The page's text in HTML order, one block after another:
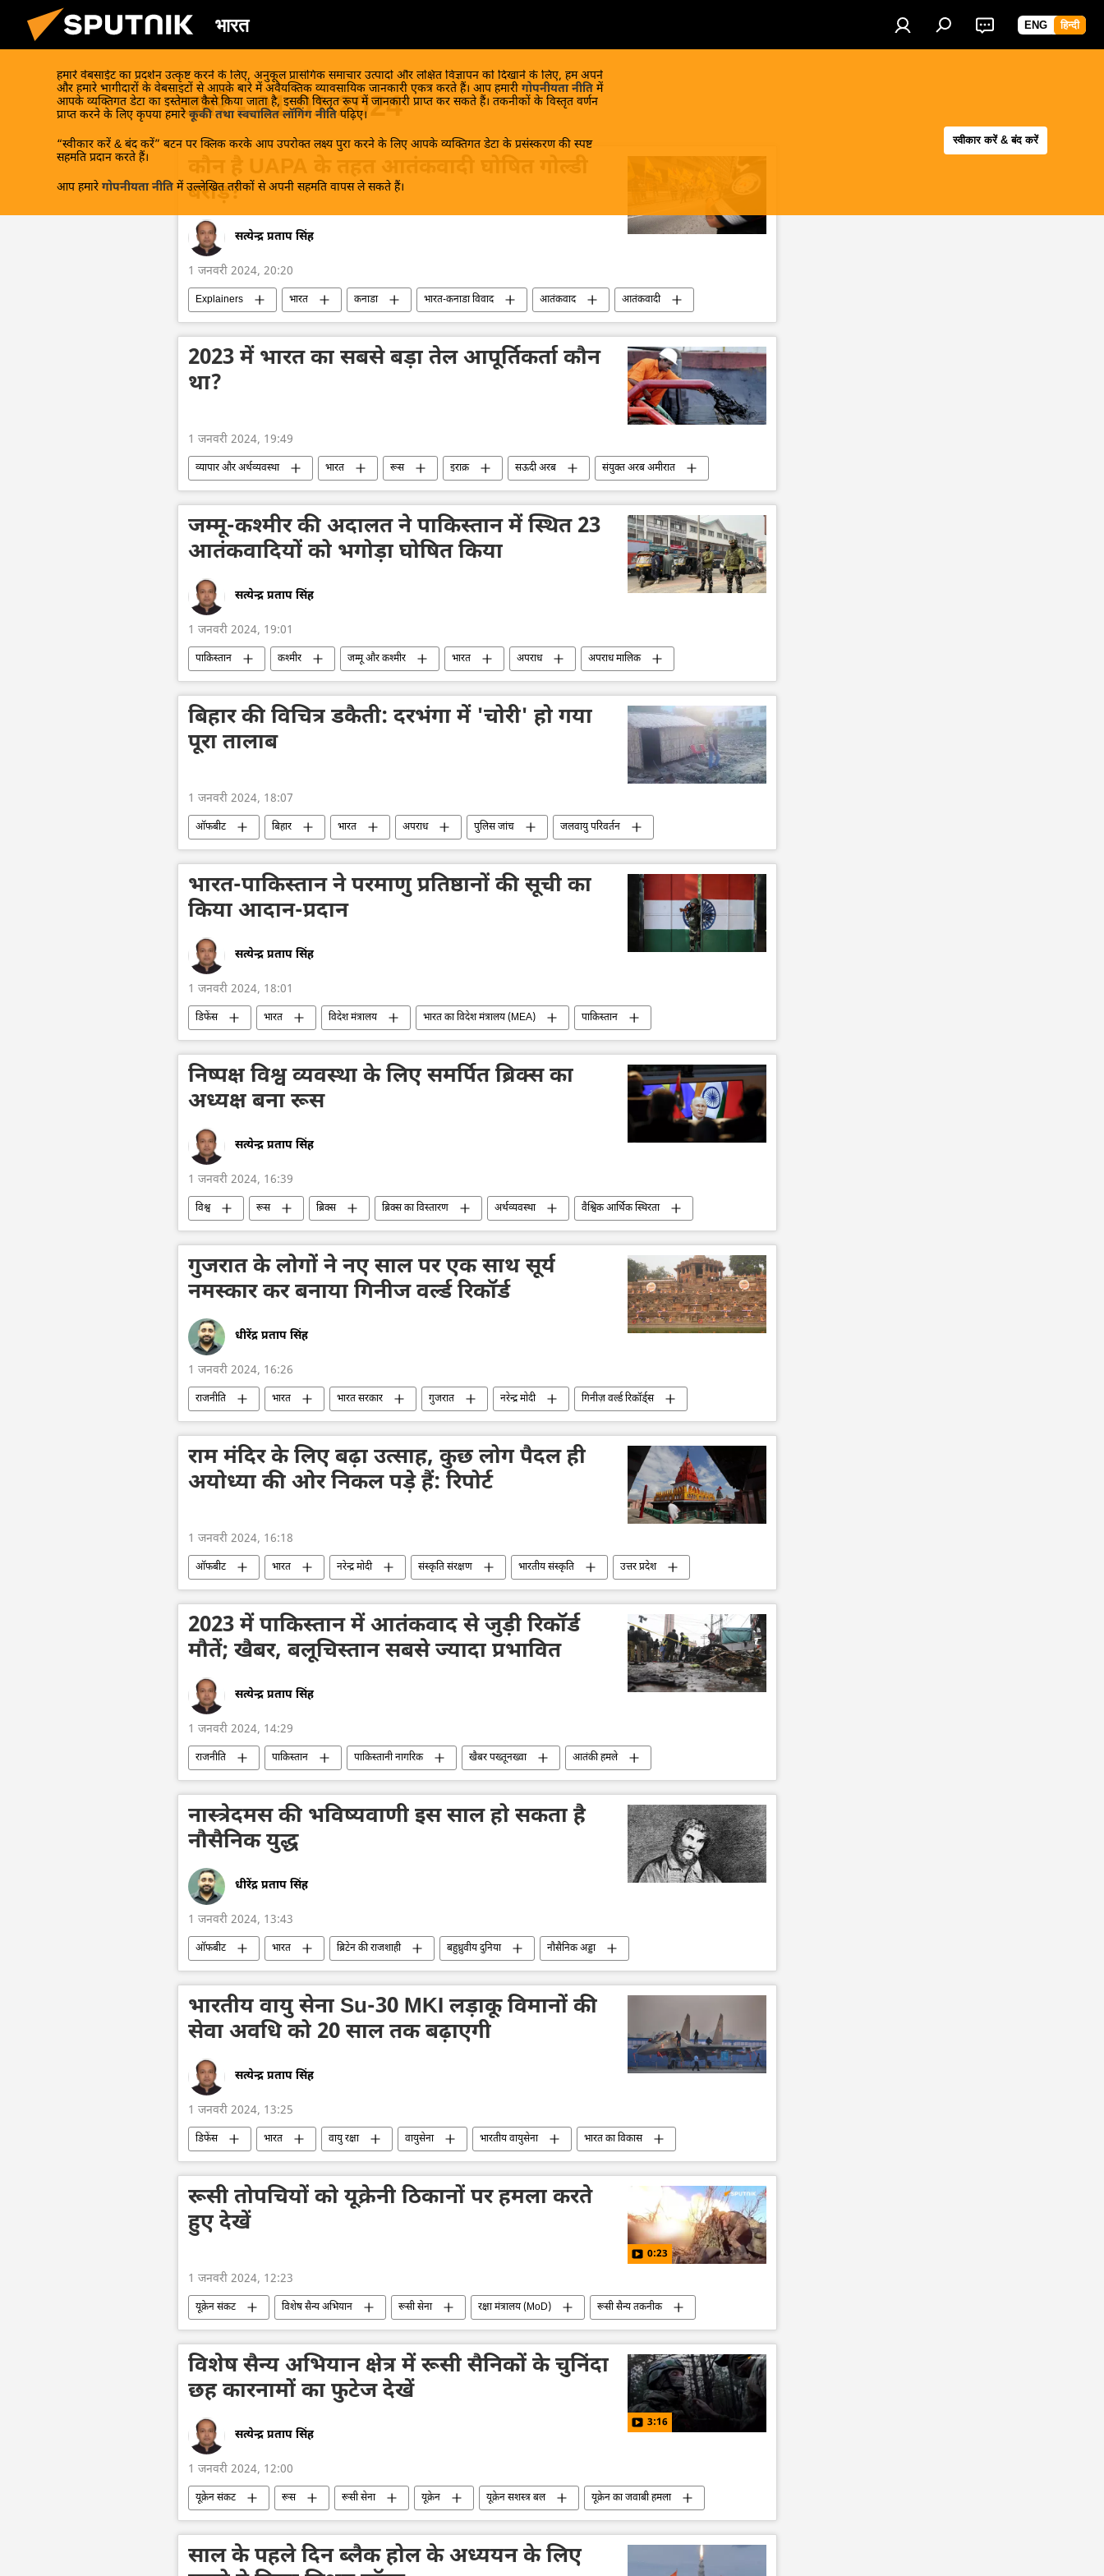
भारत ENG हिन्दी
हमारे वेबसाईट का प्रदर्शन उत्कृष्ट करने के लिए, अनुकूल प्रासंगिक समाचार उत्पादों और लक्षित विज्ञापन को दिखाने के लिए, हम अपने
और हमारे भागीदारों के वेबसाइटों से आपके बारे में अवैयक्तिक व्यावसायिक जानकारी एकत्र करते हैं। आप हमारी गोपनीयता नीति में
आपके व्यक्तिगत डेटा का इस्तेमाल कैसे किया जाता है, इसकी विस्तृत रूप में जानकारी प्राप्त कर सकते हैं। तकनीकों के विस्तृत वर्णन
प्राप्त करने के लिए कृपया हमारे कूकी तथा स्वचालित लॉगिंग नीति पढ़िए।
“स्वीकार करें & बंद करें” बटन पर क्लिक करके आप उपरोक्त लक्ष्य पुरा करने के लिए आपके व्यक्तिगत डेटा के प्रसंस्करण की स्पष्ट
सहमति प्रदान करते हैं।
आप हमारे गोपनीयता नीति में उल्लेखित तरीकों से अपनी सहमति वापस ले सकते हैं।
स्वीकार करें & बंद करें
खबरें - 01.01.2024
बराड़?
सत्येन्द्र प्रताप सिंह
1 जनवरी 2024, 20:20
Explainers भारत कनाडा भारत-कनाडा विवाद आतंकवाद
आतंकवादी
आतंकवाद का मुकाबला (एनआईए)
आतंकी हमले आतंकी समूह
आतंकी संगठन
खालिस्तान
अपराध घृणा अपराध अपराध मालिक
2023 में भारत का सबसे बड़ा तेल आपूर्तिकर्ता कौन
था?
1 जनवरी 2024, 19:49
व्यापार और अर्थव्यवस्था भारत रूस इराक़ सऊदी अरब
संयुक्त अरब अमीरात
तेल
तेल का आयात तेल उत्पादन व्यापार गलियारा अर्थव्यवस्था
जम्मू-कश्मीर की अदालत ने पाकिस्तान में स्थित 23
आतंकवादियों को भगोड़ा घोषित किया
सत्येन्द्र प्रताप सिंह
1 जनवरी 2024, 19:01
पाकिस्तान कश्मीर जम्मू और कश्मीर भारत अपराध
अपराध मालिक
आतंकवाद
आतंकी हमले आतंकवादी आतंकी संगठन
आतंकवाद का मुकाबला (एनआईए)
आतंकी समूह
आतंकवाद विरोधी कानून न्यायालय
बिहार की विचित्र डकैती: दरभंगा में 'चोरी' हो गया
पूरा तालाब
1 जनवरी 2024, 18:07
ऑफबीट बिहार भारत अपराध पुलिस जांच
जलवायु परिवर्तन
दक्षिण एशिया
घृणा अपराध वायरल
भारत-पाकिस्तान ने परमाणु प्रतिष्ठानों की सूची का
किया आदान-प्रदान
सत्येन्द्र प्रताप सिंह
1 जनवरी 2024, 18:01
डिफेंस भारत विदेश मंत्रालय भारत का विदेश मंत्रालय (MEA)
पाकिस्तान
परमाणु हथियार
परमाणु संयंत्र परमाणु ऊर्जा परमाणु पनडुब्बी
द्विपक्षीय रिश्ते
दिल्ली
इस्लामाबाद
निष्पक्ष विश्व व्यवस्था के लिए समर्पित ब्रिक्स का
अध्यक्ष बना रूस
सत्येन्द्र प्रताप सिंह
1 जनवरी 2024, 16:39
विश्व रूस ब्रिक्स ब्रिक्स का विस्तारण अर्थव्यवस्था
वैश्विक आर्थिक स्थिरता
आर्थिक वृद्धि दर
राजनीतिक और आर्थिक स्वतंत्रता आर्थिक मंच
बहुध्रुवीय दुनिया
बहुपक्षीय राजनय
भारत चीन दक्षिण अफ्रीका द्विपक्षीय रिश्ते द्विपक्षीय व्यापार
गुजरात के लोगों ने नए साल पर एक साथ सूर्य
नमस्कार कर बनाया गिनीज वर्ल्ड रिकॉर्ड
धीरेंद्र प्रताप सिंह
1 जनवरी 2024, 16:26
राजनीति भारत भारत सरकार गुजरात नरेन्द्र मोदी
गिनीज़ वर्ल्ड रिकॉर्ड्स
स्वास्थ्य
योग संस्कृति संरक्षण भारतीय संस्कृति
राम मंदिर के लिए बढ़ा उत्साह, कुछ लोग पैदल ही
अयोध्या की ओर निकल पड़े हैं: रिपोर्ट
1 जनवरी 2024, 16:18
ऑफबीट भारत नरेन्द्र मोदी संस्कृति संरक्षण भारतीय संस्कृति
उत्तर प्रदेश
अयोध्या
हिन्दू हिन्दू मंदिर हिन्दू देवी-देवता
2023 में पाकिस्तान में आतंकवाद से जुड़ी रिकॉर्ड
मौतें; खैबर, बलूचिस्तान सबसे ज्यादा प्रभावित
सत्येन्द्र प्रताप सिंह
1 जनवरी 2024, 14:29
राजनीति पाकिस्तान पाकिस्तानी नागरिक खैबर पख्तूनख्वा
आतंकी हमले
आतंकवाद
आतंकवादी आतंकवाद विरोधी दस्ता आतंकी संगठन
आतंकी समूह
आतंकवाद का मुकाबला
जातीय हिंसा सांप्रदायिक हिंसा मौत
सुरक्षा बल
राष्ट्रीय सुरक्षा
नास्त्रेदमस की भविष्यवाणी इस साल हो सकता है
नौसैनिक युद्ध
धीरेंद्र प्रताप सिंह
1 जनवरी 2024, 13:43
ऑफबीट भारत ब्रिटेन की राजशाही बहुध्रुवीय दुनिया
नौसैनिक अड्डा
चार्ल्स तृतीय
जलवायु परिवर्तन दुर्घटना फ्रांस
भारतीय वायु सेना Su-30 MKI लड़ाकू विमानों की
सेवा अवधि को 20 साल तक बढ़ाएगी
सत्येन्द्र प्रताप सिंह
1 जनवरी 2024, 13:25
डिफेंस भारत वायु रक्षा वायुसेना भारतीय वायुसेना
भारत का विकास
लड़ाकू वाहन
सुखोई-30MKI रूस
हिंदुस्तान एयरोनॉटिक्स लिमिटेड (HAL)
हथियारों की आपूर्ति
रक्षा मंत्रालय (MoD) रक्षा-पंक्ति आत्मरक्षा
राष्ट्रीय सुरक्षा
सुरक्षा बल
रूसी तोपचियों को यूक्रेनी ठिकानों पर हमला करते
हुए देखें
0:23
1 जनवरी 2024, 12:23
यूक्रेन संकट विशेष सैन्य अभियान रूसी सेना रक्षा मंत्रालय (MoD)
रूसी सैन्य तकनीक
सैन्य तकनीक
ड्रोन यूक्रेन यूक्रेन सशस्त्र बल राष्ट्रीय सुरक्षा
विशेष सैन्य अभियान क्षेत्र में रूसी सैनिकों के चुनिंदा
छह कारनामों का फुटेज देखें
3:16
सत्येन्द्र प्रताप सिंह
1 जनवरी 2024, 12:00
यूक्रेन संकट रूस रूसी सेना यूक्रेन यूक्रेन सशस्त्र बल
यूक्रेन का जवाबी हमला
हथियारों की आपूर्ति
मानवीय सहायता मानवीय हस्तक्षेप विशेष सैन्य अभियान
नाटो
सामूहिक पश्चिम
साल के पहले दिन ब्लैक होल के अध्ययन के लिए